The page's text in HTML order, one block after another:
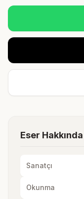
Eser Hakkında
Sanatçı
Okunma